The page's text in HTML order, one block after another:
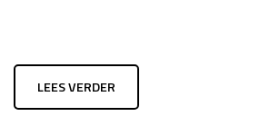
LEES VERDER